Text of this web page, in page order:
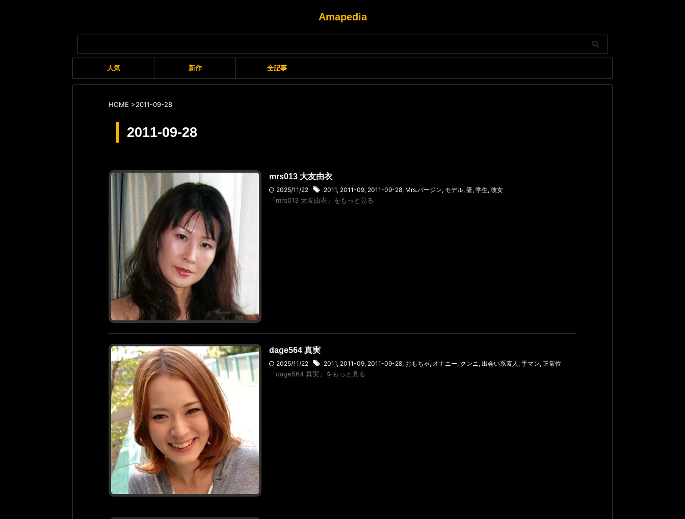
Amapedia
人気 新作 全記事
HOME >2011-09-28
2011-09-28
mrs013 大友由衣
2025/11/22 2011, 2011-09, 2011-09-28, Mrs.バージン, モデル, 妻, 学生, 彼女
「mrs013 大友由衣」をもっと見る
dage564 真実
2025/11/22 2011, 2011-09, 2011-09-28, おもちゃ, オナニー, クンニ, 出会い系素人 , 手マン, 正常位
「dage564 真実」をもっと見る